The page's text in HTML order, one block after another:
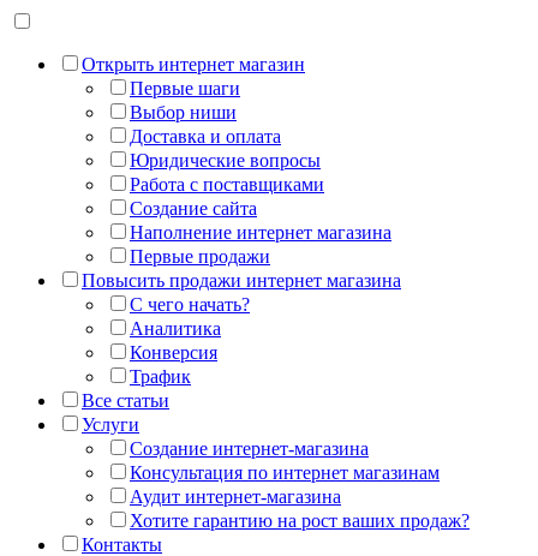
Открыть интернет магазин
Первые шаги
Выбор ниши
Доставка и оплата
Юридические вопросы
Работа с поставщиками
Создание сайта
Наполнение интернет магазина
Первые продажи
Повысить продажи интернет магазина
С чего начать?
Аналитика
Конверсия
Трафик
Все статьи
Услуги
Создание интернет-магазина
Консультация по интернет магазинам
Аудит интернет-магазина
Хотите гарантию на рост ваших продаж?
Контакты